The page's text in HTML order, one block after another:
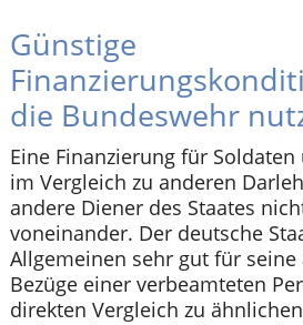
Günstige
die Bundeswehr
Eine Finanzierung für
im Vergleich zu anderen
andere Diener des Staates
voneinander. Der deutsche
Allgemeinen sehr gut für
Bezüge einer verbeamteten
direkten Vergleich zu